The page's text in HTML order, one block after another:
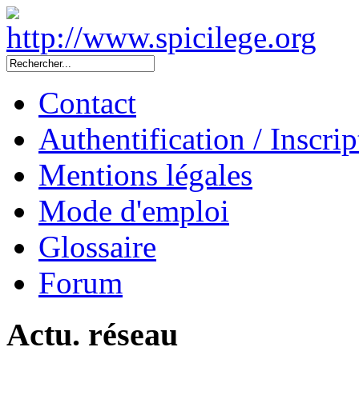
Contact
Authentification /
Mentions légales
Mode d'emploi
Glossaire
Forum
Actu. réseau